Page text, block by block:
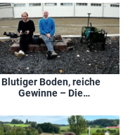
Blutiger Boden, reiche
Gewinne – Die
SS